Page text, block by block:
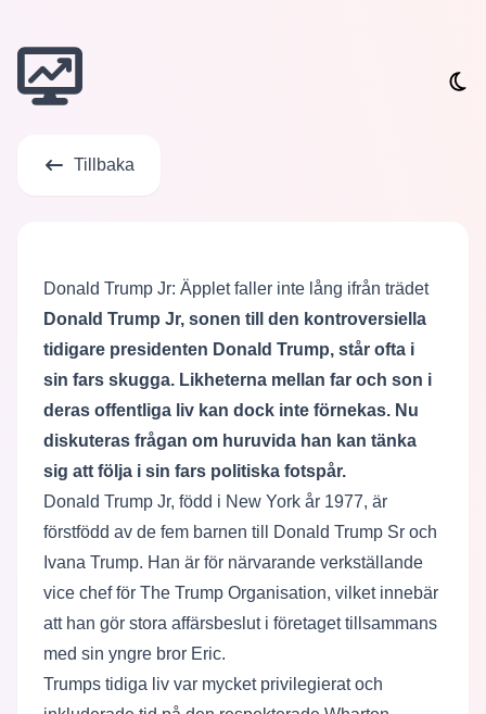
Tillbaka
Donald Trump Jr: Äpplet faller inte lång ifrån trädet
Donald Trump Jr, sonen till den kontroversiella
tidigare presidenten Donald Trump, står ofta i
sin fars skugga. Likheterna mellan far och son i
deras offentliga liv kan dock inte förnekas. Nu
diskuteras frågan om huruvida han kan tänka
sig att följa i sin fars politiska fotspår.
Donald Trump Jr, född i New York år 1977, är
förstfödd av de fem barnen till Donald Trump Sr och
Ivana Trump. Han är för närvarande verkställande
vice chef för The Trump Organisation, vilket innebär
att han gör stora affärsbeslut i företaget tillsammans
med sin yngre bror Eric.
Trumps tidiga liv var mycket privilegierat och